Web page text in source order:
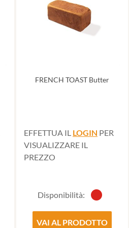
FRENCH TOAST Butter
EFFETTUA IL LOGIN PER
VISUALIZZARE IL
PREZZO
Disponibilità:
VAI AL PRODOTTO